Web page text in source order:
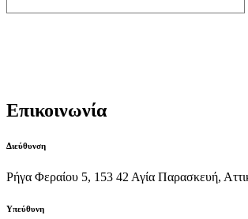
Επικοινωνία
Διεύθυνση
Ρήγα Φεραίου 5, 153 42 Αγία Παρασκευή,
Υπεύθυνη